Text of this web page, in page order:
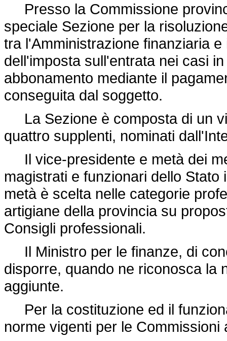
Presso la Commissione
speciale Sezione per la
tra l'Amministrazione finanziaria
dell'imposta sull'entrata nei casi
abbonamento mediante il
conseguita dal soggetto.
La Sezione è composta di un
quattro supplenti, nominati
Il vice-presidente e metà dei
magistrati e funzionari dello
metà è scelta nelle categorie
artigiane della provincia su
Consigli professionali.
Il Ministro per le finanze, di
disporre, quando ne riconosca la
aggiunte.
Per la costituzione ed il
norme vigenti per le